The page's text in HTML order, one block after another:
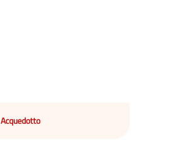
Acquedotto